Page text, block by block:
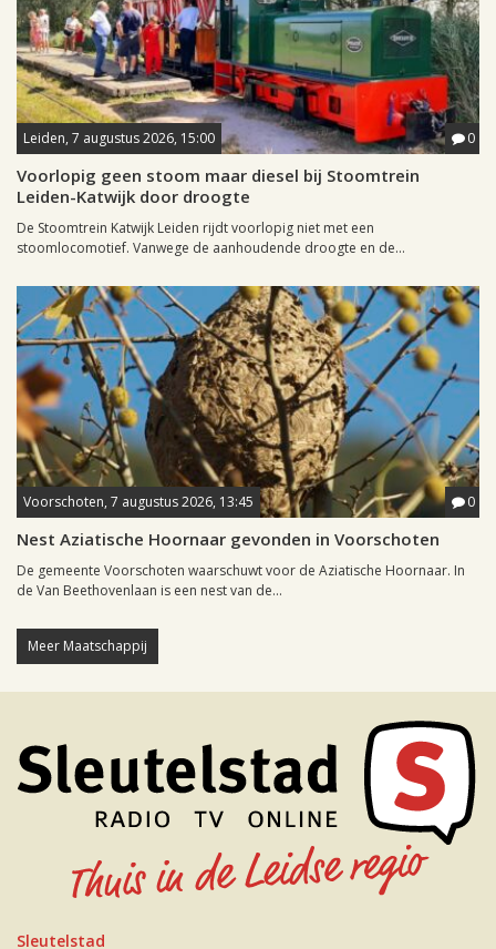
Leiden, 7 augustus 2026, 15:00 0
Voorlopig geen stoom maar diesel bij Stoomtrein
Leiden-Katwijk door droogte
De Stoomtrein Katwijk Leiden rijdt voorlopig niet met een
stoomlocomotief. Vanwege de aanhoudende droogte en de...
Voorschoten, 7 augustus 2026, 13:45 0
Nest Aziatische Hoornaar gevonden in Voorschoten
De gemeente Voorschoten waarschuwt voor de Aziatische Hoornaar. In
de Van Beethovenlaan is een nest van de...
Meer Maatschappij
Sleutelstad